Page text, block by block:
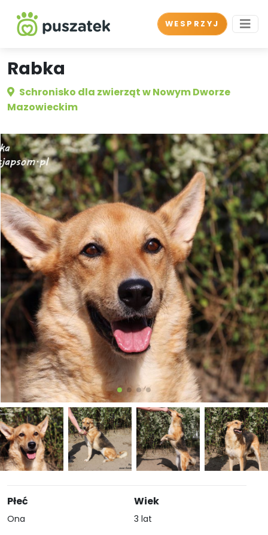
WESPRZYJ
Rabka
Schronisko dla zwierząt w Nowym Dworze
Mazowieckim
Płeć
Ona
Wiek
3 lat